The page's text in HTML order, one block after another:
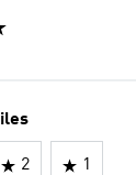
2 1